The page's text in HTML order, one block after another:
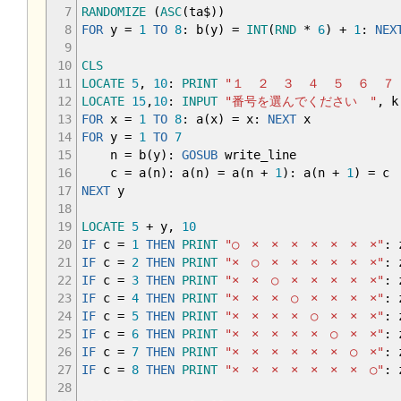
7
8
9
10
11
12
13
14
15
16
17
18
19
20
21
22
23
24
25
26
27
28
RANDOMIZE
(ASC(ta$) )
FOR y = 1 TO 8: b(y) = INT(RND * 6) + 1 :
CLS
LOCATE 5, 10: PRINT
"１ ２ ３ ４ ５ ６ ７
LOCATE 15,10: INPUT "番号を選んでください " ,
k
FOR x = 1 TO 8: a(x) = x: NEXTx
FOR y = 1 TO 7
n = b(y) : GOSUB write_line
c = a(n) : a(n) = a(n + 1 ) : a(n + 1 ) = c
NEXTy
LOCATE 5 + y,
10
IF c = 1 THEN PRINT "○ × × × × × × ×" :
IF c = 2 THEN PRINT "× ○ × × × × × ×" :
IF c = 3 THEN PRINT "× × ○ × × × × ×" :
IF c = 4 THEN PRINT "× × × ○ × × × ×" :
IF c = 5 THEN PRINT "× × × × ○ × × ×" :
IF c = 6 THEN PRINT "× × × × × ○ × ×" :
IF c = 7 THEN PRINT "× × × × × × ○ ×" :
IF c = 8 THEN PRINT "× × × × × × × ○" :